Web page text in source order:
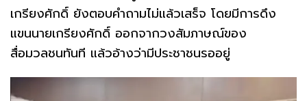
เกรียงศักดิ์ ยังตอบคำถามไม่แล้วเสร็จ โดยมีการดึง
แขนนายเกรียงศักดิ์ ออกจากวงสัมภาษณ์ของ
สื่อมวลชนทันที แล้วอ้างว่ามีประชาชนรออยู่